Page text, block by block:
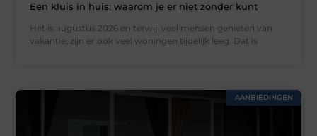
Een kluis in huis: waarom je er niet zonder kunt
Het is augustus 2026 en terwijl veel mensen genieten van
vakantie, zijn er ook veel woningen tijdelijk leeg. Dat is
AANBIEDINGEN